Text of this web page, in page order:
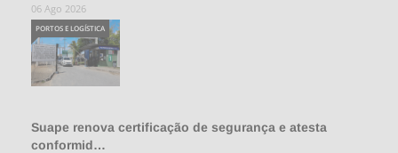
06 Ago 2026
Suape renova certificação de segurança e atesta
conformid…
PORTOS E LOGÍSTICA